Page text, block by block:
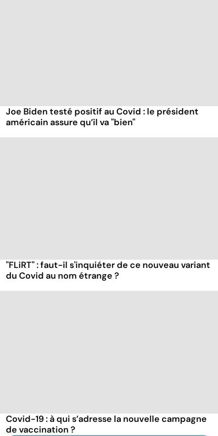
Joe Biden testé positif au Covid : le président
américain assure qu’il va "bien"
"FLiRT" : faut-il s'inquiéter de ce nouveau variant
du Covid au nom étrange ?
Covid-19 : à qui s’adresse la nouvelle campagne
de vaccination ?